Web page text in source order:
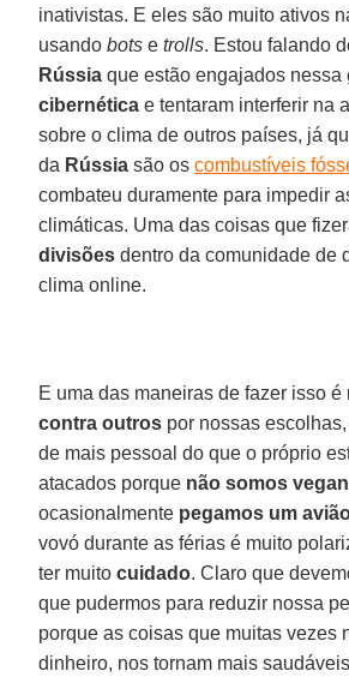
inativistas. E eles são muito ativos
usandobots etrolls. Estou falando
Rússia que estão engajados nessa
cibernética e tentaram interferir na
sobre o clima de outros países, já
da Rússia são oscombustíveis
combateu duramente para impedir
climáticas. Uma das coisas que
divisões dentro da comunidade de
clima online.
E uma das maneiras de fazer isso é
contra outros por nossas
de mais pessoal do que o próprio
atacados porque não somos
ocasionalmente pegamos um
vovó durante as férias é muito
ter muitocuidado. Claro que
que pudermos para reduzir nossa
porque as coisas que muitas vezes
dinheiro, nos tornam mais